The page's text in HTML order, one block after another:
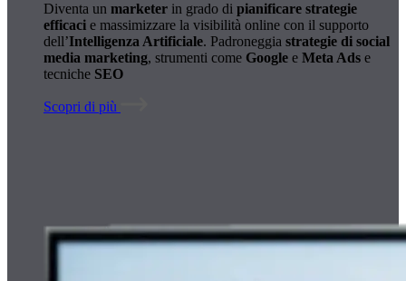
Diventa un marketer in grado di pianificare strategie
efficaci e massimizzare la visibilità online con il supporto
dell’Intelligenza Artificiale. Padroneggia strategie di social
media marketing, strumenti come Google e Meta Ads e
tecniche SEO
Scopri di più